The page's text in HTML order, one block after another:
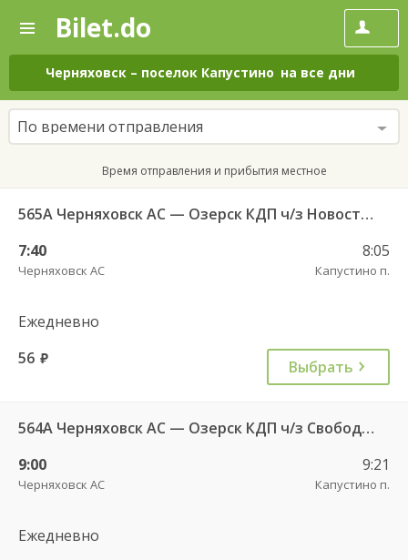
—
Поиск
и
покупка
билетов
на
автобус
онлайн
Bilet.do
Черняховск – поселок Капустино на все дни
По времени отправления
Время отправления и прибытия местное
565А Черняховск АС — Озерск КДП ч/з Новостроево п.
7:40
Черняховск АС
8:05
Капустино п.
Ежедневно
56 руб. Выбрать
564А Черняховск АС — Озерск КДП ч/з Свобода п., Липки п.
9:00
Черняховск АС
9:21
Капустино п.
Ежедневно